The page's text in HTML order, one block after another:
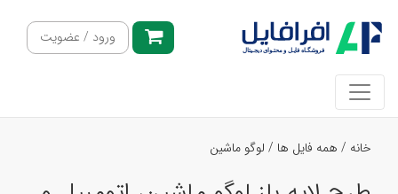
ورود / عضویت
خانه / همه فایل ها / لوگو ماشین